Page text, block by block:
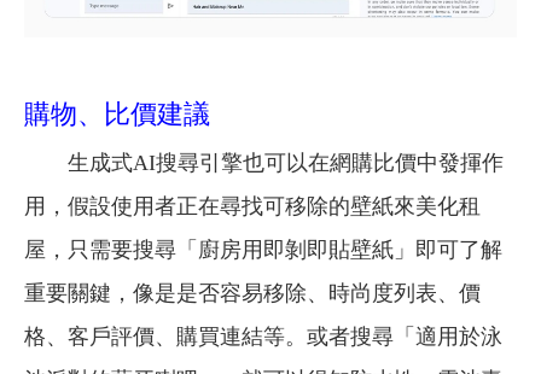
購物、比價建議
生成式AI搜尋引擎也可以在網購比價中發揮作
用，假設使用者正在尋找可移除的壁紙來美化租
屋，只需要搜尋「廚房用即剝即貼壁紙」即可了解
重要關鍵，像是是否容易移除、時尚度列表、價
格、客戶評價、購買連結等。 或者搜尋「適用於泳